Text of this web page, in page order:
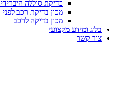
בדיקת סוללה
מכון בדיקת רכב לפני
מכון בדיקה לרכב
בלוג ומידע מקצועי
צור קשר